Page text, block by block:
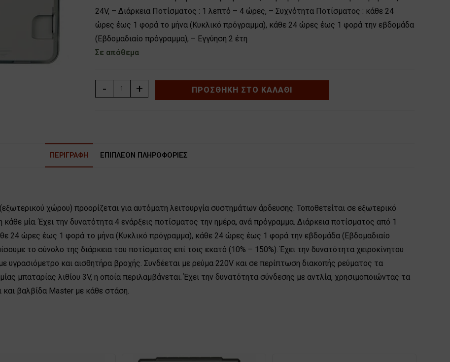
24V, – Διάρκεια Ποτίσματος : 1 λεπτό – 4 ώρες, – Συχνότητα Ποτίσματος : κάθε 24
ώρες έως 1 φορά το μήνα (Κυκλικό πρόγραμμα), κάθε 24 ώρες έως 1 φορά την εβδομάδα
(Εβδομαδιαίο πρόγραμμα), – Εγγύηση 2 έτη
Σε απόθεμα
ΠΡΟΓΡΑΜΜΑΤΙΣΤΗΣ
ΠΟΤΙΣΜΑΤΟΣ
- + ΠΡΟΣΘΉΚΗ ΣΤΟ ΚΑΛΆΘΙ
ΠΕΡΙΓΡΑΦΉ ΕΠΙΠΛΈΟΝ ΠΛΗΡΟΦΟΡΊΕΣ
χώρου) προορίζεται για αυτόματη λειτουργία συστημάτων άρδευσης. Τοποθετείται σε εξωτερικό
μία. Έχει την δυνατότητα 4 ενάρξεις ποτίσματος την ημέρα, ανά πρόγραμμα. Διάρκεια ποτίσματος από 1
24 ώρες έως 1 φορά το μήνα (Κυκλικό πρόγραμμα), κάθε 24 ώρες έως 1 φορά την εβδομάδα (Εβδομαδιαίο
το σύνολο της διάρκεια του ποτίσματος επί τοις εκατό (10% – 150%). Έχει την δυνατότητα χειροκίνητου
υγρασιόμετρο και αισθητήρα βροχής. Συνδέεται με ρεύμα 220V και σε περίπτωση διακοπής ρεύματος τα
μπαταρίας λιθίου 3V, η οποία περιλαμβάνεται. Έχει την δυνατότητα σύνδεσης με αντλία, χρησιμοποιώντας τα
και βαλβίδα Master με κάθε στάση.